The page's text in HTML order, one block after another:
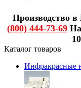
Производство
(800) 444-73-69На
Каталог товаров
Инфракрасные